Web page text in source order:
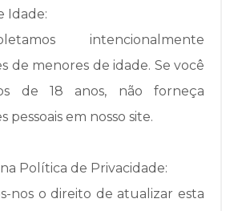
Idade:
intencionalmente
de menores de idade. Se você
de 18 anos, não forneça
pessoais em nosso site.
Política de Privacidade:
nos o direito de atualizar esta